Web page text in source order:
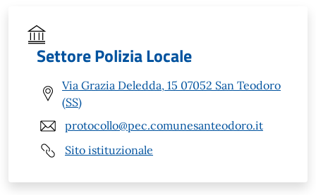
Settore Polizia Locale
Via Grazia Deledda, 15 07052 San Teodoro
(SS)
protocollo@pec.comunesanteodoro.it
Sito istituzionale